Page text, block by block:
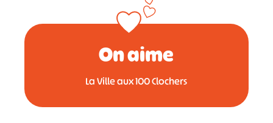
On aime
La Ville aux 100 Clochers